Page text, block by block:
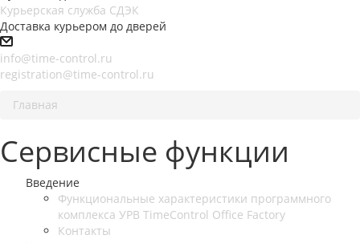
Курьерская служба СДЭК
Доставка курьером до дверей
info@time-control.ru
registration@time-control.ru
Главная
Сервисные функции
Введение
Функциональные характеристики программного
комплекса УРВ TimeControl Office Factory
Контакты